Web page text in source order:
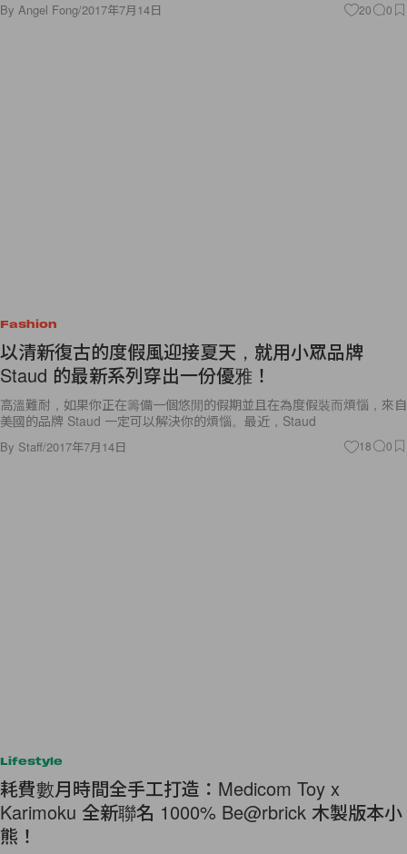
By Angel Fong/2017年7月14日 20 0
Fashion
以清新復古的度假風迎接夏天，就用小眾品牌
Staud 的最新系列穿出一份優雅！
高溫難耐，如果你正在籌備一個悠閒的假期並且在為度假裝而煩惱，來自
美國的品牌 Staud 一定可以解決你的煩惱。最近，Staud
By Staff/2017年7月14日 18 0
Lifestyle
耗費數月時間全手工打造：Medicom Toy x
Karimoku 全新聯名 1000% Be@rbrick 木製版本小
熊！